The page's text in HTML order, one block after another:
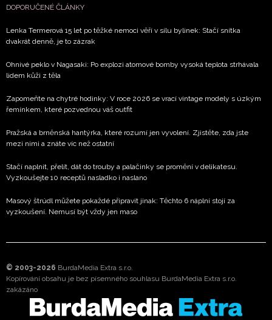
zaškrtněte toto pole.
DOPORUČENÉ ČLÁNKY
Lenka Termerová 15 let po těžké nemoci věří v sílu bylinek: Stačí snítka
dvakrát denně, je to zázrak
Ohnivé peklo v Nagasaki: Po explozi atomové bomby vysoká teplota strhávala
lidem kůži z těla
Zapomeňte na chytré hodinky: V roce 2026 se vrací vintage modely s úzkým
řemínkem, které pozvednou váš outfit
Pražská a brněnská hantýrka, které rozumí jen vyvolení. Zjistěte, zda jste
mezi nimi a znáte víc než ostatní
Stačí naplnit, přelít, dát do trouby a palačinky se promění v delikatesu.
Vyzkoušejte 10 receptů nasladko i naslano
Masový štrúdl můžete pokaždé připravit jinak: Těchto 6 náplní stojí za
vyzkoušení. Nemusí být vždy jen maso
© 2003-2026 BurdaMedia Extra s.r.o.
Kopírování obsahu je bez písemného souhlasu BurdaMedia Extra s.r.o.
zakázáno